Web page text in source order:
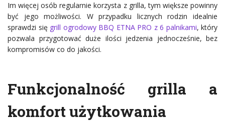
Im więcej osób regularnie korzysta z grilla, tym większe powinny
być jego możliwości. W przypadku licznych rodzin idealnie
sprawdzi się grill ogrodowy BBQ ETNA PRO z 6 palnikami, który
pozwala przygotować duże ilości jedzenia jednocześnie, bez
kompromisów co do jakości.
Funkcjonalność grilla a
komfort użytkowania